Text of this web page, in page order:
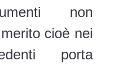
non
cioè nei
porta